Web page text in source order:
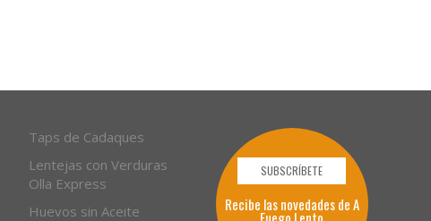
Taps de Cadaques
Lentejas con Verduras
Olla Express
Huevos sin Aceite
SUBSCRÍBETE
Recibe las novedades de A